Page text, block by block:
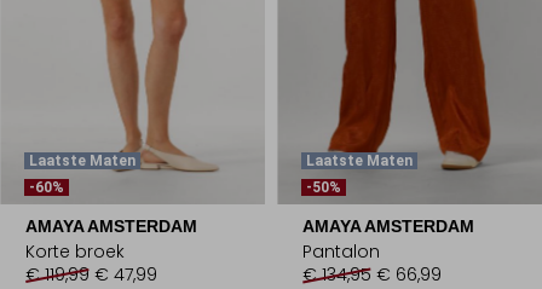
Laatste Maten
-60%
AMAYA AMSTERDAM
Korte broek
€ 119,99 € 47,99
Laatste Maten
-50%
AMAYA AMSTERDAM
Pantalon
€ 134,95 € 66,99